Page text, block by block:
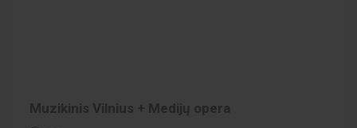
Muzikinis Vilnius + Medijų opera